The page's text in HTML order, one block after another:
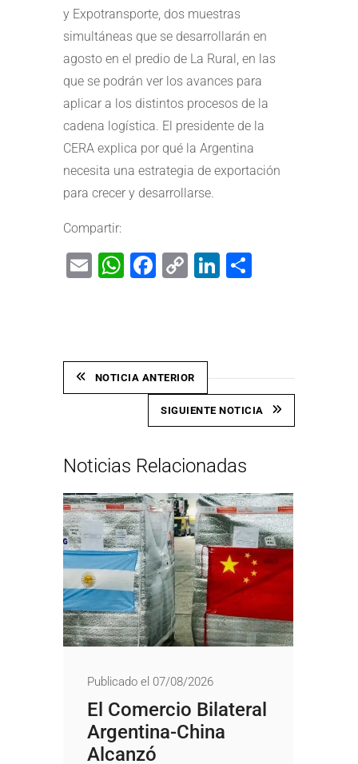
y Expotransporte, dos muestras
simultáneas que se desarrollarán en
agosto en el predio de La Rural, en las
que se podrán ver los avances para
aplicar a los distintos procesos de la
cadena logística. El presidente de la
CERA explica por qué la Argentina
necesita una estrategia de exportación
para crecer y desarrollarse.
Compartir:
EmailWhatsApp
Facebook
CopyLinkedIn
NOTICIA ANTERIOR
SIGUIENTE NOTICIA
Noticias Relacionadas
Publicado el 07/08/2026
El Comercio Bilateral
Argentina-China
Alcanzó